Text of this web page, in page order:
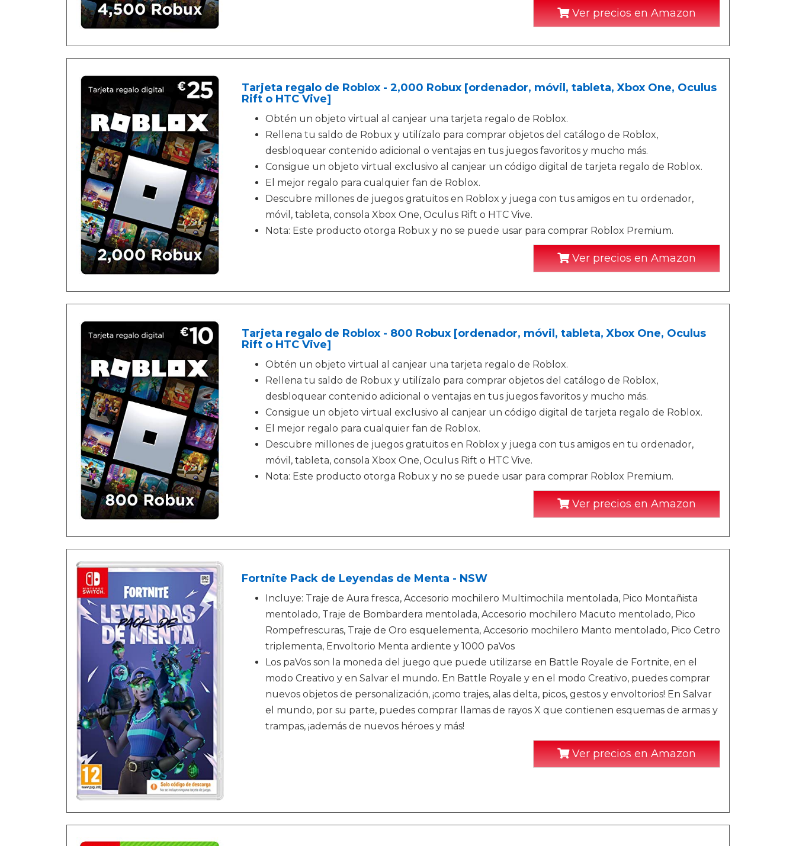
Ver precios en Amazon
Tarjeta regalo de Roblox - 2,000 Robux [ordenador, móvil, tableta, Xbox One, Oculus
Rift o HTC Vive]
Obtén un objeto virtual al canjear una tarjeta regalo de Roblox.
Rellena tu saldo de Robux y utilízalo para comprar objetos del catálogo de Roblox,
desbloquear contenido adicional o ventajas en tus juegos favoritos y mucho más.
Consigue un objeto virtual exclusivo al canjear un código digital de tarjeta regalo de Roblox.
El mejor regalo para cualquier fan de Roblox.
Descubre millones de juegos gratuitos en Roblox y juega con tus amigos en tu ordenador,
móvil, tableta, consola Xbox One, Oculus Rift o HTC Vive.
Nota: Este producto otorga Robux y no se puede usar para comprar Roblox Premium.
Ver precios en Amazon
Tarjeta regalo de Roblox - 800 Robux [ordenador, móvil, tableta, Xbox One, Oculus
Rift o HTC Vive]
Obtén un objeto virtual al canjear una tarjeta regalo de Roblox.
Rellena tu saldo de Robux y utilízalo para comprar objetos del catálogo de Roblox,
desbloquear contenido adicional o ventajas en tus juegos favoritos y mucho más.
Consigue un objeto virtual exclusivo al canjear un código digital de tarjeta regalo de Roblox.
El mejor regalo para cualquier fan de Roblox.
Descubre millones de juegos gratuitos en Roblox y juega con tus amigos en tu ordenador,
móvil, tableta, consola Xbox One, Oculus Rift o HTC Vive.
Nota: Este producto otorga Robux y no se puede usar para comprar Roblox Premium.
Ver precios en Amazon
Fortnite Pack de Leyendas de Menta - NSW
Incluye: Traje de Aura fresca, Accesorio mochilero Multimochila mentolada, Pico Montañista
mentolado, Traje de Bombardera mentolada, Accesorio mochilero Macuto mentolado, Pico
Rompefrescuras, Traje de Oro esquelementa, Accesorio mochilero Manto mentolado, Pico Cetro
triplementa, Envoltorio Menta ardiente y 1000 paVos
Los paVos son la moneda del juego que puede utilizarse en Battle Royale de Fortnite, en el
modo Creativo y en Salvar el mundo. En Battle Royale y en el modo Creativo, puedes comprar
nuevos objetos de personalización, ¡como trajes, alas delta, picos, gestos y envoltorios! En Salvar
el mundo, por su parte, puedes comprar llamas de rayos X que contienen esquemas de armas y
trampas, ¡además de nuevos héroes y más!
Ver precios en Amazon